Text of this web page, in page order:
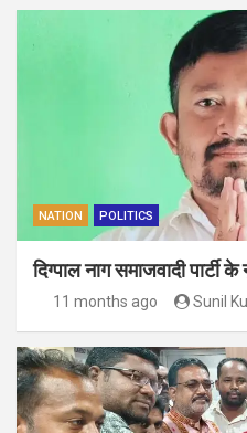
NATION POLITICS
दिग्पाल नाग समाजवादी
11 months ago Sunil